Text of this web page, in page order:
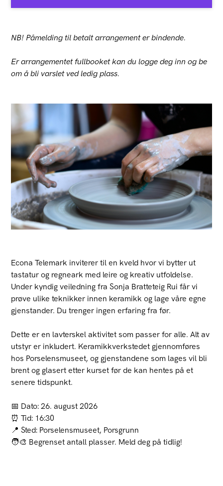
NB! Påmelding til betalt arrangement er bindende.
Er arrangementet fullbooket kan du logge deg inn og be
om å bli varslet ved ledig plass.
Econa Telemark inviterer til en kveld hvor vi bytter ut
tastatur og regneark med leire og kreativ utfoldelse.
Under kyndig veiledning fra Sonja Bratteteig Rui får vi
prøve ulike teknikker innen keramikk og lage våre egne
gjenstander. Du trenger ingen erfaring fra før.
Dette er en lavterskel aktivitet som passer for alle. Alt av
utstyr er inkludert. Keramikkverkstedet gjennomføres
hos Porselensmuseet, og gjenstandene som lages vil bli
brent og glasert etter kurset før de kan hentes på et
senere tidspunkt.
📅 Dato: 26. august 2026
⏰ Tid: 16:30
📍 Sted: Porselensmuseet, Porsgrunn
🧑‍🎨 Begrenset antall plasser. Meld deg på tidlig!